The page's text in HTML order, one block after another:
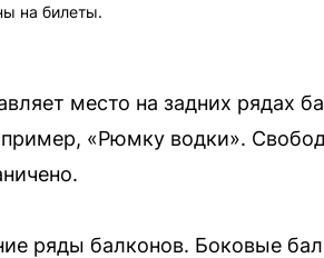
на билеты.
место на задних рядах
«Рюмку водки».
ряды балконов. Боковые